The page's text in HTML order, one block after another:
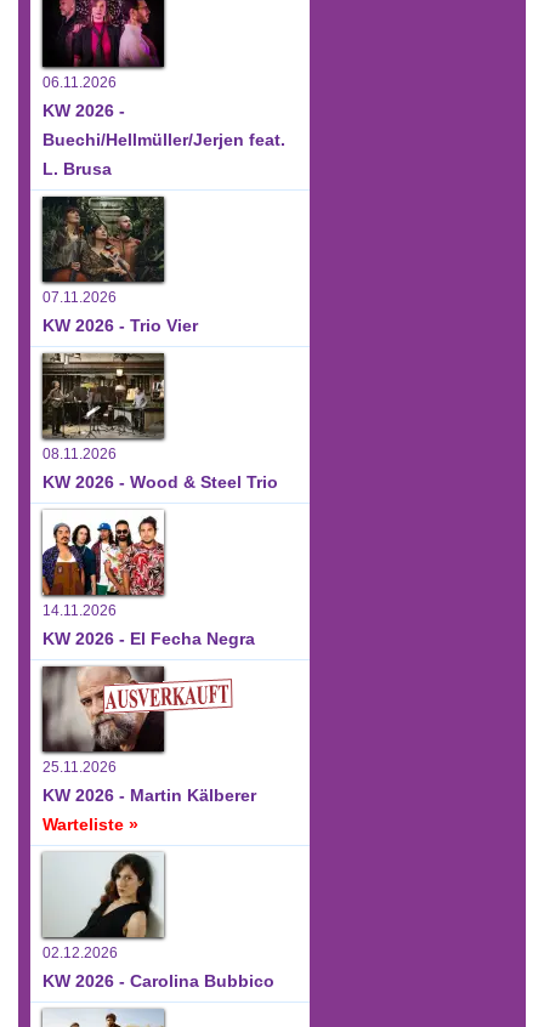
06.11.2026
KW 2026 -
Buechi/Hellmüller/Jerjen feat.
L. Brusa
07.11.2026
KW 2026 - Trio Vier
08.11.2026
KW 2026 - Wood & Steel Trio
14.11.2026
KW 2026 - El Fecha Negra
25.11.2026
KW 2026 - Martin Kälberer
Warteliste »
02.12.2026
KW 2026 - Carolina Bubbico